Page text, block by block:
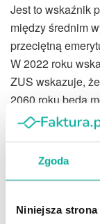
Zgoda
Niniejsza
Jest to wskaźnik
między średnim
przeciętną
W 2022 roku
ZUS wskazuje,
2060 roku będą
jedynie 18,7%
one do ok. 25%.
przejdą na
mówić o
oszczędności